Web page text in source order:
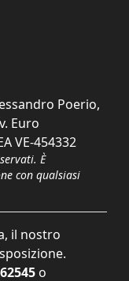
Poerio,
Euro
VE-454332
È
con qualsiasi
il nostro
o